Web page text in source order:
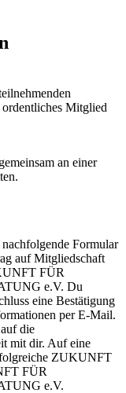
Mitglied
an einer
Formular
auf Mitgliedschaft
FÜR
e.V. Du
eine Bestätigung
per E-Mail.
die
mit dir. Auf eine
ZUKUNFT
FÜR
e.V.